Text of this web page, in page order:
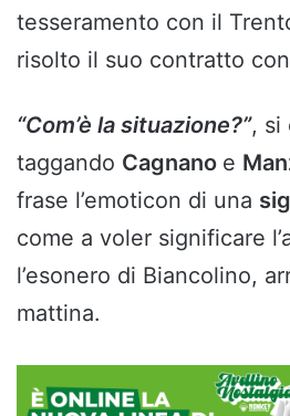
tesseramento con il
risolto il suo contratto
“Com’è la situazione?”, si
taggando Cagnano e
frase l’emoticon di una
come a voler significare
l’esonero di Biancolino,
mattina.